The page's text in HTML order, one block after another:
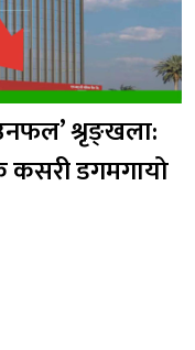
श्रृङ्खला:
डगमगायो